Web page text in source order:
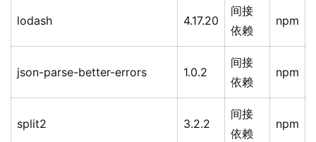
lodash 4.17.20
间接
依赖
npm
json-parse-better-errors 1.0.2
间接
依赖
npm
split2 3.2.2
间接
依赖
npm